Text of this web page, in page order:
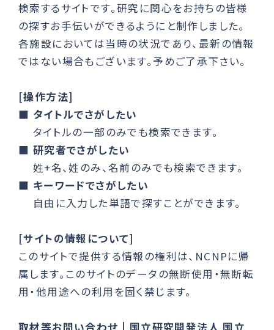
検索するサイトです。研究に関心をお持ちの皆様
の探すお手伝いができるようにと制作しました。
各施設においては当時の状況であり、最新の情報
ではない場合もございます。予めご了承下さい。
[操作方法]
■ タイトルでさがしたい
タイトルの一部のみでも検索できます。
■ 研究者でさがしたい
姓+名、姓のみ、名前のみでも検索できます。
■ キーワードでさがしたい
自由に入力した単語で探すことができます。
[サイトの情報について]
このサイトで提供する情報の権利は、NCNPに帰
属します。このサイトのデータの無断使用・無断転
用・他用途への利用を固く禁じます。
取材等お問い合わせ | 国立研究開発法人 国立